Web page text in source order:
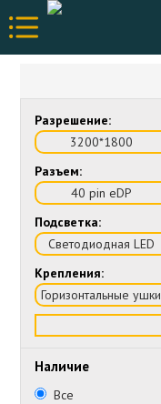
Разрешение:
3200*1800
Разъем:
40 pin eDP
Подсветка:
Светодиодная LED
Крепления:
Горизонтальные ушки
Наличие
Все